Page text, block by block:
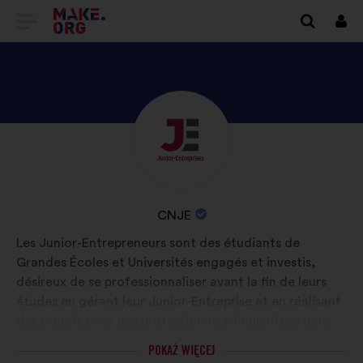
IDŹ
GŁÓWNEJ
MAKE.ORG
się
ODKRYJ
PROFIL
NAZWA
ORGANIZACJI:
CNJE
Życiorys:
Les Junior-Entrepreneurs sont des étudiants de
Grandes Écoles et Universités engagés et investis,
désireux de se professionnaliser avant la fin de leurs
plus de 200 établissements, les Junior-Entreprises
représentent plus de 25000 étudiants. Ils s’engagent
POKAŻ WIĘCEJ